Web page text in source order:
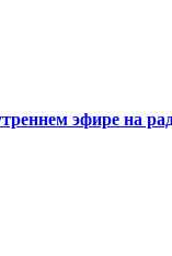
эфире на